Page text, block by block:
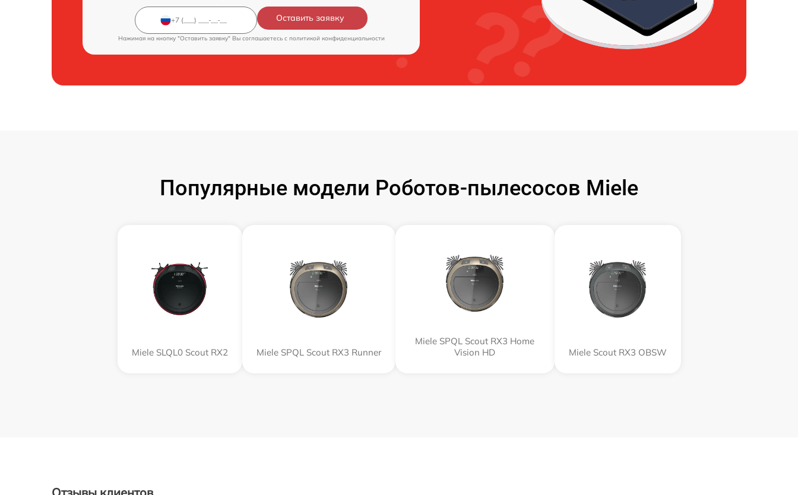
Оставить заявку
Нажимая на кнопку "Оставить заявку" Вы соглашаетесь c политикой конфиденциальности
Популярные модели Роботов-пылесосов Miele
Miele SLQL0 Scout RX2 Miele SPQL Scout RX3 Runner
Miele SPQL Scout RX3 Home
Vision HD
Miele Scout RX3 OBSW
Отзывы клиентов